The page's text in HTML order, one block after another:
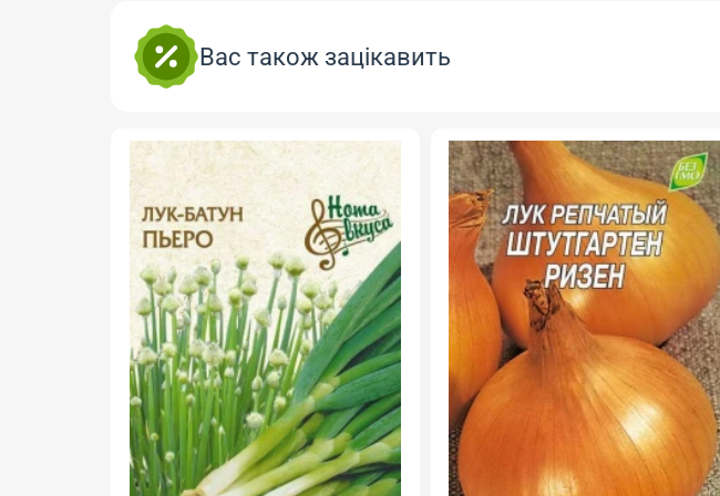
Вас також зацікавить